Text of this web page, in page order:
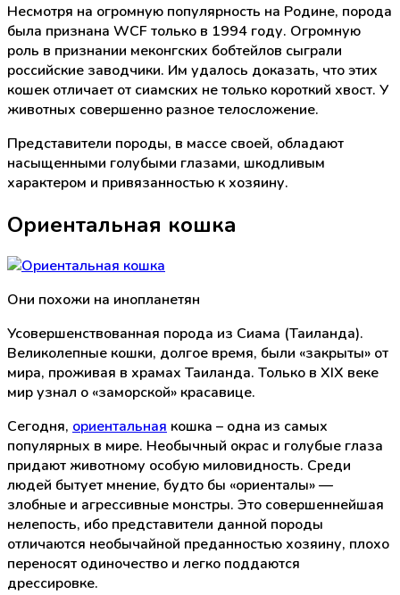
Несмотря на огромную популярность на Родине, порода
была признана WCF только в 1994 году. Огромную
роль в признании меконгских бобтейлов сыграли
российские заводчики. Им удалось доказать, что этих
кошек отличает от сиамских не только короткий хвост. У
животных совершенно разное телосложение.
Представители породы, в массе своей, обладают
насыщенными голубыми глазами, шкодливым
характером и привязанностью к хозяину.
Ориентальная кошка
Они похожи на инопланетян
Усовершенствованная порода из Сиама (Таиланда).
Великолепные кошки, долгое время, были «закрыты» от
мира, проживая в храмах Таиланда. Только в XIX веке
мир узнал о «заморской» красавице.
Сегодня, ориентальная кошка – одна из самых
популярных в мире. Необычный окрас и голубые глаза
придают животному особую миловидность. Среди
людей бытует мнение, будто бы «ориенталы» —
злобные и агрессивные монстры. Это совершеннейшая
нелепость, ибо представители данной породы
отличаются необычайной преданностью хозяину, плохо
переносят одиночество и легко поддаются
дрессировке.